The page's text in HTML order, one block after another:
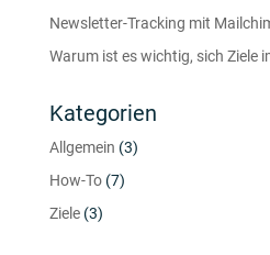
Newsletter-Tracking mit
Warum ist es wichtig, sich Ziele
Kategorien
Allgemein (3)
How-To(7)
Ziele(3)